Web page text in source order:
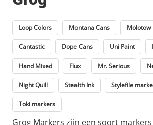
Loop Colors Montana Cans Molotow
Cantastic Dope Cans Uni Paint
Hand Mixed Flux Mr. Serious
Night Quill Stealth Ink Stylefile
Toki markers
Grog Markers zijn een soort